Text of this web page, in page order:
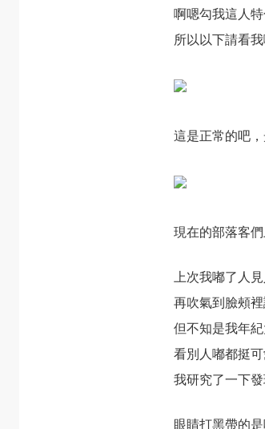
啊嗯勾我這人
所以以下請看
這是正常的吧
現在的部落客
上次我嘟了人
再吹氣到臉頰
但不知是我年
看別人嘟都挺
我研究了一下
眼睛打黑帶的